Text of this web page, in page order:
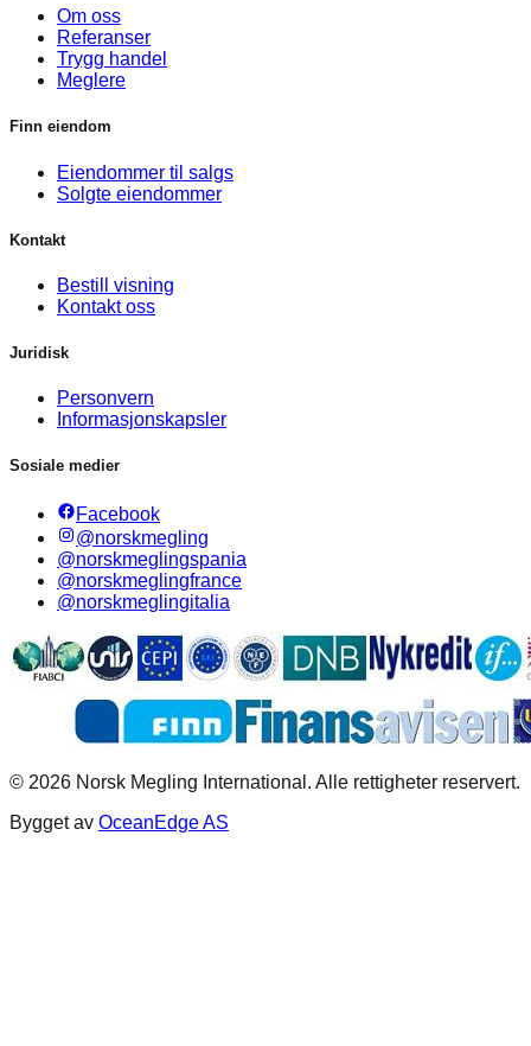
Om oss
Referanser
Trygg handel
Meglere
Finn eiendom
Eiendommer til salgs
Solgte eiendommer
Kontakt
Bestill visning
Kontakt oss
Juridisk
Personvern
Informasjonskapsler
Sosiale medier
Facebook
@norskmegling
@norskmeglingspania
@norskmeglingfrance
@norskmeglingitalia
© 2026 Norsk Megling International. Alle rettigheter reservert.
Bygget av OceanEdge AS